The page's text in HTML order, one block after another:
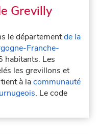
Grevilly
le départementde la
Franche-
habitants. Les
les grevillons et
à lacommunauté
. Le code